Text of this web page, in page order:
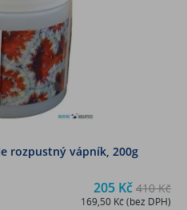
rozpustný vápník, 200g
205 Kč 410 Kč
169,50 Kč (bez DPH)